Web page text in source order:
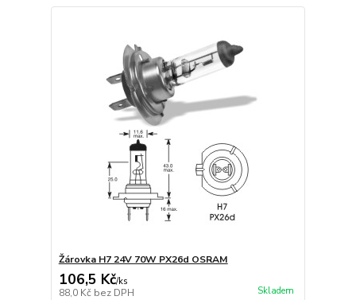
Žárovka H7 24V 70W PX26d OSRAM
106,5 Kč/ks
88,0 Kč bez DPH Skladem